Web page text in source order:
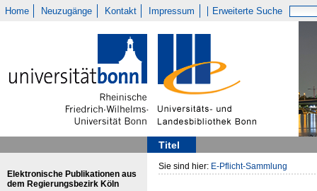
Home Neuzugänge Kontakt Impressum Erweiterte Suche
Titel
Elektronische Publikationen aus
dem Regierungsbezirk Köln
Sie sind hier: E-Pflicht-Sammlung